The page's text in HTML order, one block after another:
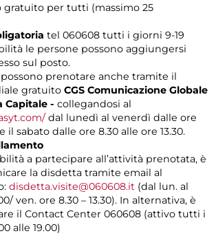
gratuito per tutti (massimo 25
tel 060608 tutti i giorni 9-19
le persone possono aggiungersi
sul posto.
prenotare anche tramite il
gratuito CGS Comunicazione Globale
Capitale - collegandosi al
dal lunedì al venerdì dalle ore
il sabato dalle ore 8.30 alle ore 13.30.
a partecipare all’attività prenotata, è
la disdetta tramite email al
disdetta.visite@060608.it (dal lun. al
ven. ore 8.30 – 13.30). In alternativa, è
il Contact Center 060608 (attivo tutti i
alle 19.00)